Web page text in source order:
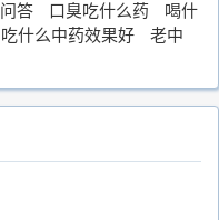
问答 口臭吃什么药
喝什
吃什么中药效果好
老中